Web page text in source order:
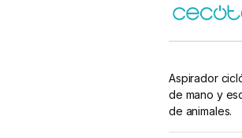
Aspirador
de mano y
de animales.